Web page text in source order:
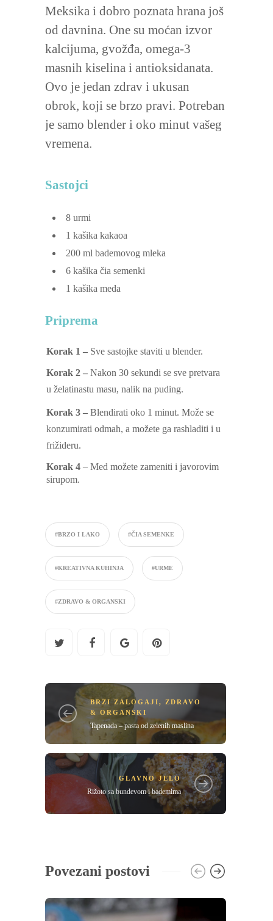
Meksika i dobro poznata hrana još
od davnina. One su moćan izvor
kalcijuma, gvožđa, omega-3
masnih kiselina i antioksidanata.
Ovo je jedan zdrav i ukusan
obrok, koji se brzo pravi. Potreban
je samo blender i oko minut vašeg
vremena.
Sastojci
8 urmi
1 kašika kakaoa
200 ml bademovog mleka
6 kašika čia semenki
1 kašika meda
Priprema
Korak 1 – Sve sastojke staviti u blender.
Korak 2 – Nakon 30 sekundi se sve pretvara
u želatinastu masu, nalik na puding.
Korak 3 – Blendirati oko 1 minut. Može se
konzumirati odmah, a možete ga rashladiti i u
frižideru.
Korak 4 – Med možete zameniti i javorovim
sirupom.
#BRZO I LAKO #ČIA SEMENKE
#KREATIVNA KUHINJA #URME
#ZDRAVO & ORGANSKI
BRZI ZALOGAJI, ZDRAVO
& ORGANSKI
Tapenada – pasta od zelenih maslina
GLAVNO JELO
Rižoto sa bundevom i bademima
Povezani postovi